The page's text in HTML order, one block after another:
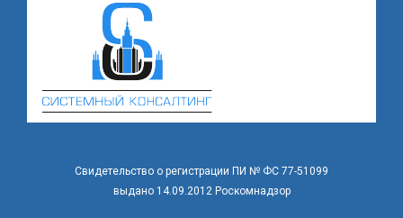
Свидетельство о регистрации ПИ № ФС 77-51099
выдано 14.09.2012 Роскомнадзор